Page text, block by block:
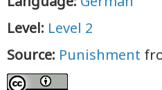
Level: Level 2
Source: Punishment